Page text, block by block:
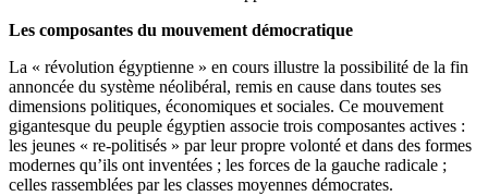
Les composantes du mouvement démocratique
La « révolution égyptienne » en cours illustre la possibilité de la fin
annoncée du système néolibéral, remis en cause dans toutes ses
dimensions politiques, économiques et sociales. Ce mouvement
gigantesque du peuple égyptien associe trois composantes actives :
les jeunes « re-politisés » par leur propre volonté et dans des formes
modernes qu’ils ont inventées ; les forces de la gauche radicale ;
celles rassemblées par les classes moyennes démocrates.